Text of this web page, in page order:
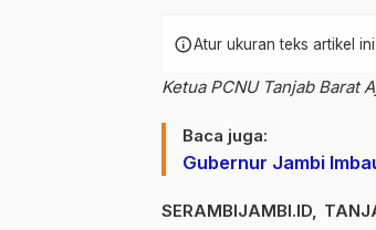
infoAtur ukuran teks artikel
Ketua PCNU Tanjab Barat
Baca juga:
Gubernur Jambi
SERAMBIJAMBI.ID,